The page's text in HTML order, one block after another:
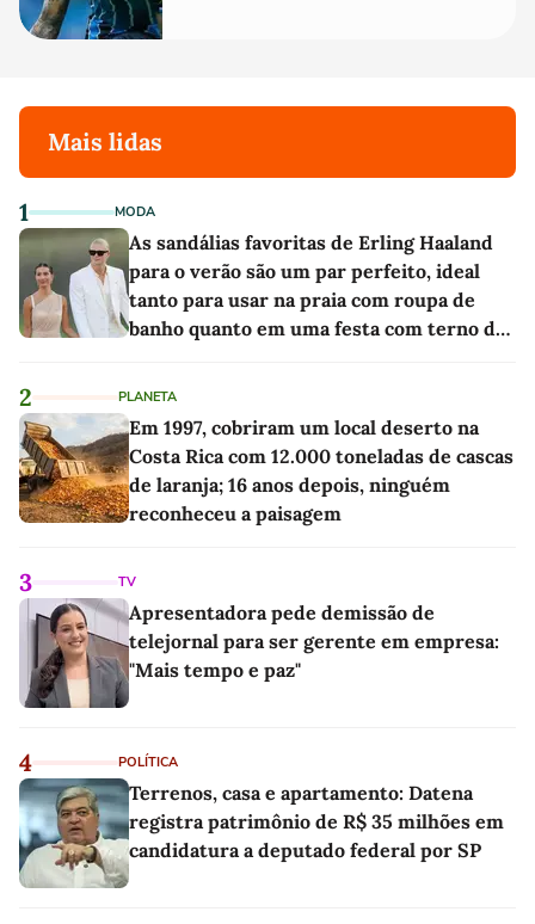
Mais lidas
1 MODA
As sandálias favoritas de Erling Haaland
para o verão são um par perfeito, ideal
tanto para usar na praia com roupa de
banho quanto em uma festa com terno de
2 PLANETA
Em 1997, cobriram um local deserto na
Costa Rica com 12.000 toneladas de cascas
de laranja; 16 anos depois, ninguém
reconheceu a paisagem
3 TV
Apresentadora pede demissão de
telejornal para ser gerente em empresa:
"Mais tempo e paz"
4 POLÍTICA
Terrenos, casa e apartamento: Datena
registra patrimônio de R$ 35 milhões em
candidatura a deputado federal por SP